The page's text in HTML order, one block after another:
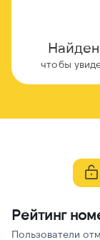
чтобы
Рейтинг
Пользователи